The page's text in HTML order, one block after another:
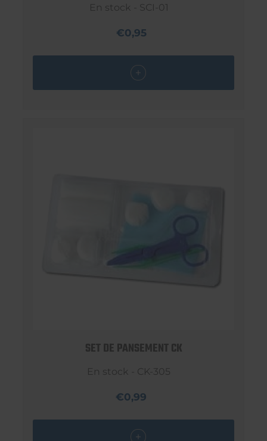
En stock - SCI-01
€0,95
SET DE PANSEMENT CK
En stock - CK-305
€0,99